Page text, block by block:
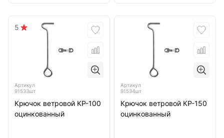
5
Артикул
91533шт
Крючок ветровой КР-100
оцинкованный
Артикул
91534шт
Крючок ветровой КР-150
оцинкованный